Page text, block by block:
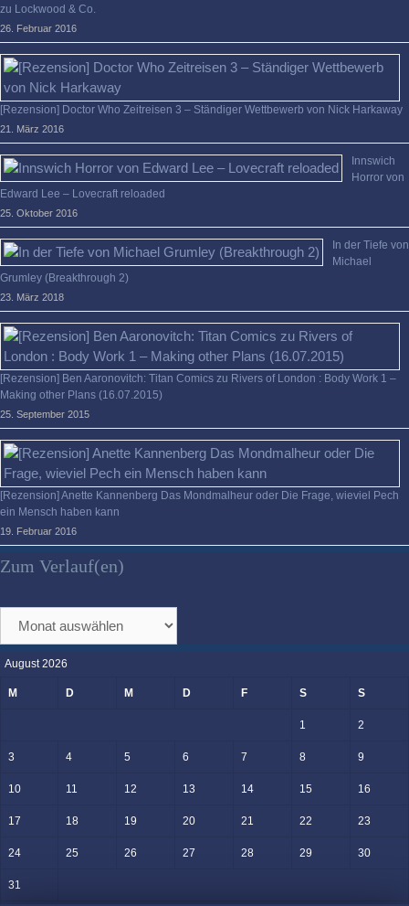
zu Lockwood & Co.
26. Februar 2016
[Rezension] Doctor Who Zeitreisen 3 – Ständiger Wettbewerb von Nick Harkaway
21. März 2016
Innswich
Horror von
Edward Lee – Lovecraft reloaded
25. Oktober 2016
In der Tiefe von
Michael
Grumley (Breakthrough 2)
23. März 2018
[Rezension] Ben Aaronovitch: Titan Comics zu Rivers of London : Body Work 1 –
Making other Plans (16.07.2015)
25. September 2015
[Rezension] Anette Kannenberg Das Mondmalheur oder Die Frage, wieviel Pech
ein Mensch haben kann
19. Februar 2016
Zum Verlauf(en)
Verlauf(en)
August 2026
M D M D F S S
1 2
3 4 5 6 7 8 9
10 11 12 13 14 15 16
17 18 19 20 21 22 23
24 25 26 27 28 29 30
31